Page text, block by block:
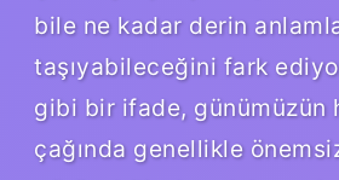
bile ne kadar derin
taşıyabileceğini fark
gibi bir ifade, günümüzün
çağında genellikle